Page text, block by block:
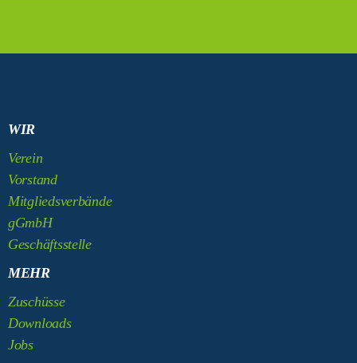
WIR
Verein
Vorstand
Mitgliedsverbände
gGmbH
Geschäftsstelle
MEHR
Zuschüsse
Downloads
Jobs